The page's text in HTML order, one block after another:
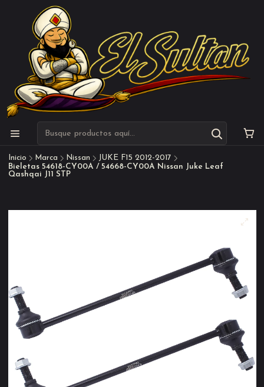
Inicio Marca Nissan
JUKE F15 2012-2017
Bieletas 54618-CY00A / 54668-CY00A Nissan Juke Leaf
Qashqai J11 STP